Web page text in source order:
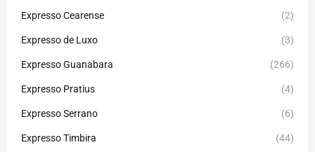
Expresso Cearense (2)
Expresso de Luxo (3)
Expresso Guanabara (266)
Expresso Pratius (4)
Expresso Serrano (6)
Expresso Timbira (44)